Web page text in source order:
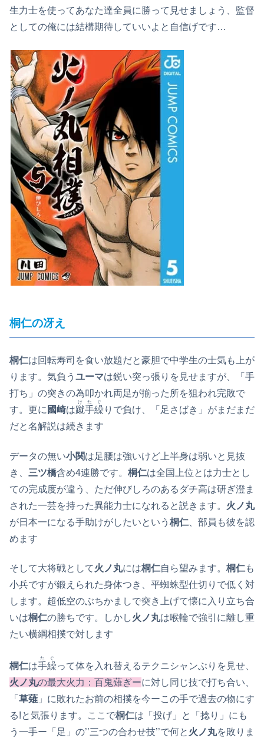
生力士を使ってあなた達全員に勝って見せましょう、監督
としての俺には結構期待していいよと自信げです…
桐仁の冴え
桐仁は回転寿司を食い放題だと豪胆で中学生の士気も上が
ります。気負う ユーマは鋭い突っ張りを見せますが、「手
打ち」の突きの為叩かれ両足が揃った所を狙われ完敗で
す。更に 國崎は蹴手繰
けたぐ
りで負け、「足さばき」がまだまだ
だと名解説は続きます
データの無い小関は足腰は強いけど上半身は弱いと見抜
き、 三ツ橋含め4連勝です。 桐仁は全国上位とは力士とし
ての完成度が違う、ただ伸びしろのあるダチ高は研ぎ澄ま
された一芸を持った異能力士になれると説きます。 火ノ丸
が日本一になる手助けがしたいという 桐仁 、部員も彼を認
めます
そして大将戦として火ノ丸には桐仁自ら望みます。 桐仁も
小兵ですが鍛えられた身体つき、平蜘蛛型仕切りで低く対
します。超低空のぶちかましで突き上げて懐に入り立ち合
いは桐仁の勝ちです。しかし火ノ丸は喉輪で強引に離し重
たい横綱相撲で対します
桐仁は手繰
たぐ
って体を入れ替えるテクニシャンぶりを見せ、
火ノ丸の最大火力：百鬼薙ぎーに対し同じ技で打ち合い、
「 草薙 」に敗れたお前の相撲を今ーこの手で過去の物にす
る!と気張ります。ここで桐仁は「投げ」と「捻り」にも
う一手ー「足」の’’三つの合わせ技’’で何と 火ノ丸を敗りま